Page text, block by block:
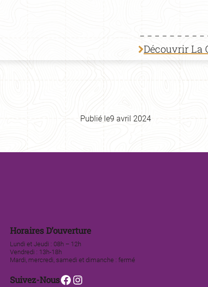
Découvrir La
Publié le9 avril 2024
Horaires D’ouverture
Lundi et Jeudi : 08h – 12h
Vendredi : 13h-18h
Mardi, mercredi, samedi et dimanche : fermé
Suivez-NousFacebook
Instagram